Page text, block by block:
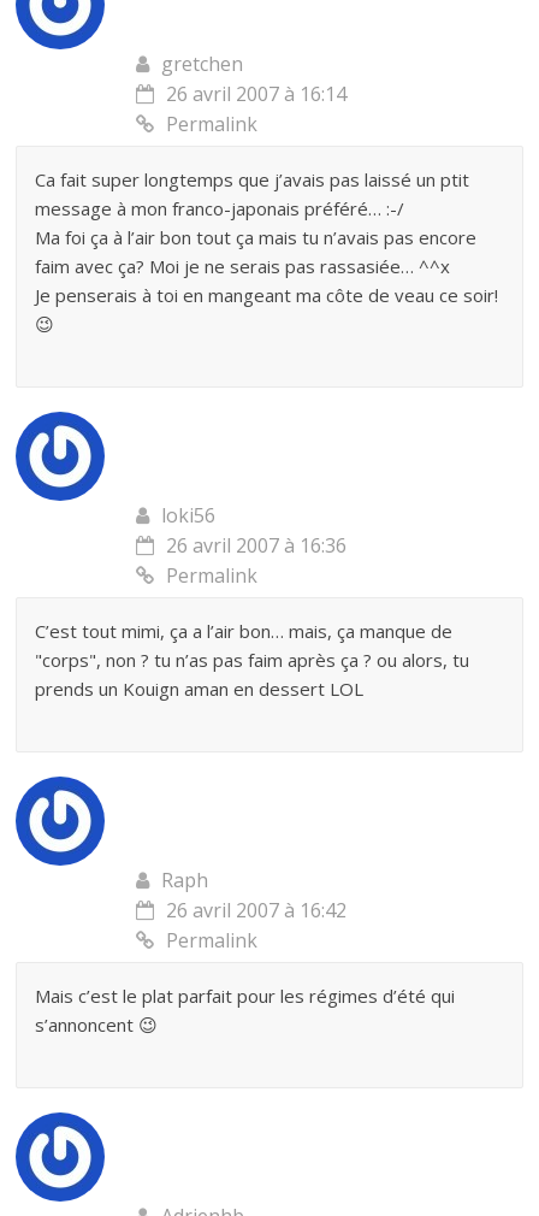
gretchen
26 avril 2007 à 16:14
Permalink
Ca fait super longtemps que j’avais pas laissé un ptit
message à mon franco-japonais préféré… :-/
Ma foi ça à l’air bon tout ça mais tu n’avais pas encore
faim avec ça? Moi je ne serais pas rassasiée… ^^x
Je penserais à toi en mangeant ma côte de veau ce soir!
😉
loki56
26 avril 2007 à 16:36
Permalink
C’est tout mimi, ça a l’air bon… mais, ça manque de
"corps", non ? tu n’as pas faim après ça ? ou alors, tu
prends un Kouign aman en dessert LOL
Raph
26 avril 2007 à 16:42
Permalink
Mais c’est le plat parfait pour les régimes d’été qui
s’annoncent 😉